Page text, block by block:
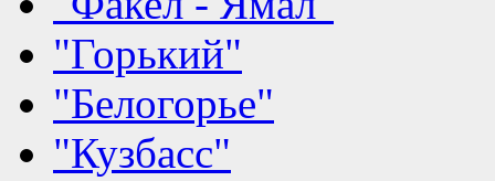
"Горький"
"Белогорье"
"Кузбасс"